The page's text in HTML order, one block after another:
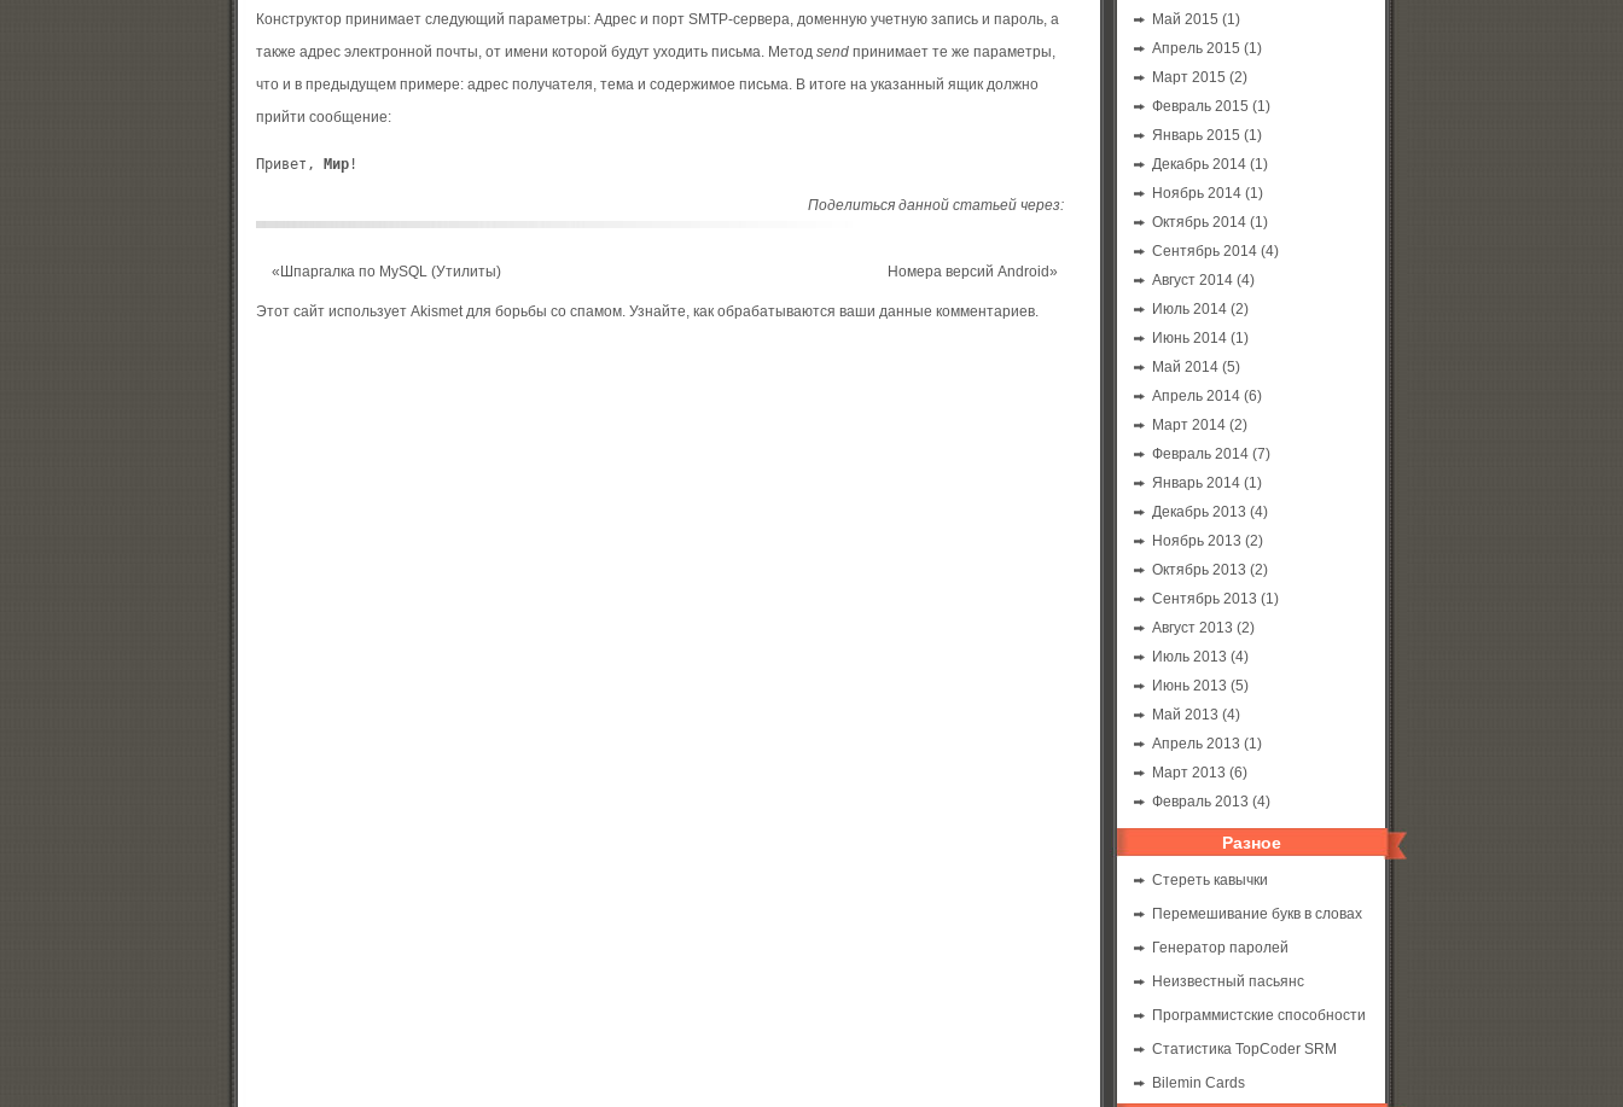
Конструктор принимает следующий параметры: Адрес и порт SMTP-сервера, доменную учетную запись и пароль, а
также адрес электронной почты, от имени которой будут уходить письма. Метод sendпринимает те же параметры,
что и в предыдущем примере: адрес получателя, тема и содержимое письма. В итоге на указанный ящик должно
прийти сообщение:
Привет, Мир
Поделиться данной статьей через:
« Шпаргалка по MySQL (Утилиты) Номера версий Android»
Этот сайт использует Akismet для борьбы со спамом. Узнайте, как обрабатываются ваши данные комментариев.
Май 2015 (1)
Апрель 2015 (1)
Март 2015 (2)
Февраль 2015 (1)
Январь 2015 (1)
Декабрь 2014(1)
Ноябрь 2014(1)
Октябрь 2014(1)
Сентябрь 2014(4)
Август 2014(4)
Июль 2014(2)
Июнь 2014(1)
Май 2014(5)
Апрель 2014(6)
Март 2014(2)
Февраль 2014(7)
Январь 2014(1)
Декабрь 2013 (4)
Ноябрь 2013 (2)
Октябрь 2013 (2)
Сентябрь 2013 (1)
Август 2013 (2)
Июль 2013 (4)
Июнь 2013 (5)
Май 2013 (4)
Апрель 2013 (1)
Март 2013 (6)
Февраль 2013 (4)
Разное
Стереть кавычки
Перемешивание букв в словах
Генератор паролей
Неизвестный пасьянс
Программистские способности
Статистика TopCoder SRM
Bilemin Cards